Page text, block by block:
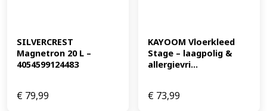
SILVERCREST
Magnetron 20 L –
4054599124483
€ 79,99
KAYOOM Vloerkleed
Stage – laagpolig &
allergievri...
€ 73,99